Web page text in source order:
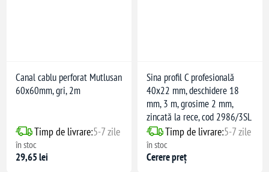
Canal cablu perforat Mutlusan
60x60mm, gri, 2m
Timp de livrare:5-7 zile
în stoc
29,65 lei
Sina profil C profesională
40x22 mm, deschidere 18
mm, 3 m, grosime 2 mm,
zincată la rece, cod 2986/3SL
Timp de livrare:5-7 zile
în stoc
Cerere preț